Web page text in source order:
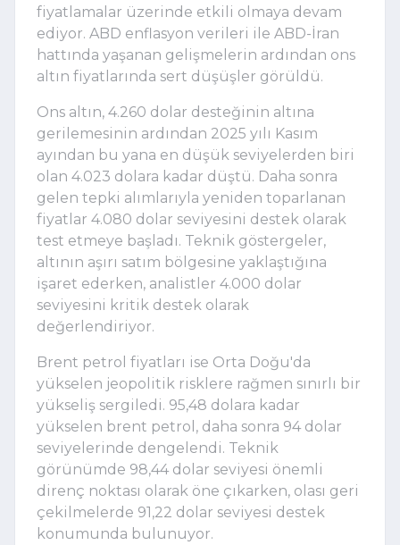
fiyatlamalar üzerinde etkili olmaya devam
ediyor. ABD enflasyon verileri ile ABD-İran
hattında yaşanan gelişmelerin ardından ons
altın fiyatlarında sert düşüşler görüldü.
Ons altın, 4.260 dolar desteğinin altına
gerilemesinin ardından 2025 yılı Kasım
ayından bu yana en düşük seviyelerden biri
olan 4.023 dolara kadar düştü. Daha sonra
gelen tepki alımlarıyla yeniden toparlanan
fiyatlar 4.080 dolar seviyesini destek olarak
test etmeye başladı. Teknik göstergeler,
altının aşırı satım bölgesine yaklaştığına
işaret ederken, analistler 4.000 dolar
seviyesini kritik destek olarak
değerlendiriyor.
Brent petrol fiyatları ise Orta Doğu'da
yükselen jeopolitik risklere rağmen sınırlı bir
yükseliş sergiledi. 95,48 dolara kadar
yükselen brent petrol, daha sonra 94 dolar
seviyelerinde dengelendi. Teknik
görünümde 98,44 dolar seviyesi önemli
direnç noktası olarak öne çıkarken, olası geri
çekilmelerde 91,22 dolar seviyesi destek
konumunda bulunuyor.